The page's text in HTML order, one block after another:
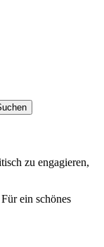
zu engagieren,
ein schönes